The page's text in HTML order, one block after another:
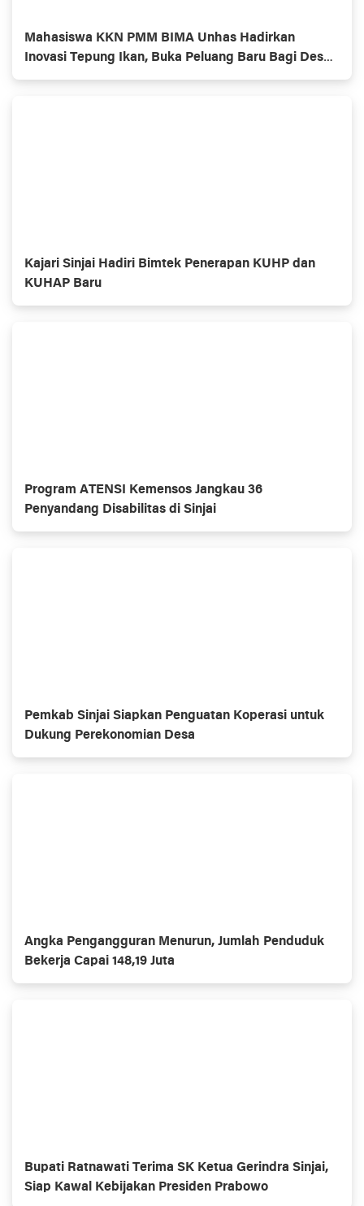
Mahasiswa KKN PMM BIMA Unhas Hadirkan
Inovasi Tepung Ikan, Buka Peluang Baru Bagi Desa
Pesisir Sinjai Timur
Kajari Sinjai Hadiri Bimtek Penerapan KUHP dan
KUHAP Baru
Program ATENSI Kemensos Jangkau 36
Penyandang Disabilitas di Sinjai
Pemkab Sinjai Siapkan Penguatan Koperasi untuk
Dukung Perekonomian Desa
Angka Pengangguran Menurun, Jumlah Penduduk
Bekerja Capai 148,19 Juta
Bupati Ratnawati Terima SK Ketua Gerindra Sinjai,
Siap Kawal Kebijakan Presiden Prabowo